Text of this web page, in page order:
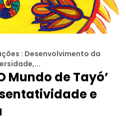
: Desenvolvimento da
Mundo de Tayó’
e